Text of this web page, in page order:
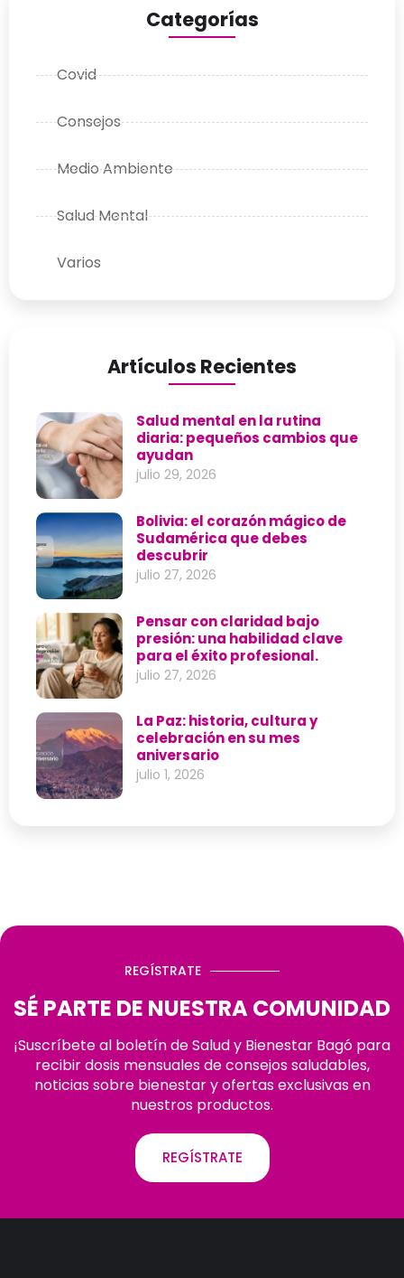
Categorías
Covid
Consejos
Medio Ambiente
Salud Mental
Varios
Artículos Recientes
Salud mental en la rutina
diaria: pequeños cambios que
ayudan
julio 29, 2026
Bolivia: el corazón mágico de
Sudamérica que debes
descubrir
julio 27, 2026
Pensar con claridad bajo
presión: una habilidad clave
para el éxito profesional.
julio 27, 2026
La Paz: historia, cultura y
celebración en su mes
aniversario
julio 1, 2026
REGÍSTRATE
SÉ PARTE DE NUESTRA COMUNIDAD
¡Suscríbete al boletín de Salud y Bienestar Bagó para
recibir dosis mensuales de consejos saludables,
noticias sobre bienestar y ofertas exclusivas en
nuestros productos.
REGÍSTRATE